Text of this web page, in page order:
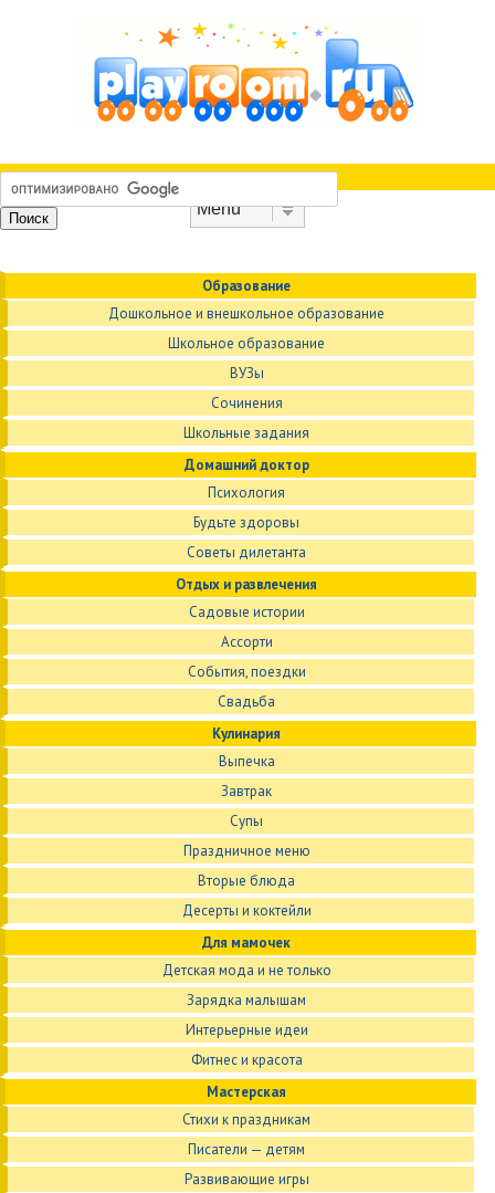
Образование
Дошкольное и внешкольное образование
Школьное образование
ВУЗы
Сочинения
Школьные задания
Домашний доктор
Психология
Будьте здоровы
Советы дилетанта
Отдых и развлечения
Садовые истории
Ассорти
События, поездки
Свадьба
Кулинария
Выпечка
Завтрак
Супы
Праздничное меню
Вторые блюда
Десерты и коктейли
Для мамочек
Детская мода и не только
Зарядка малышам
Интерьерные идеи
Фитнес и красота
Мастерская
Стихи к праздникам
Писатели — детям
Развивающие игры